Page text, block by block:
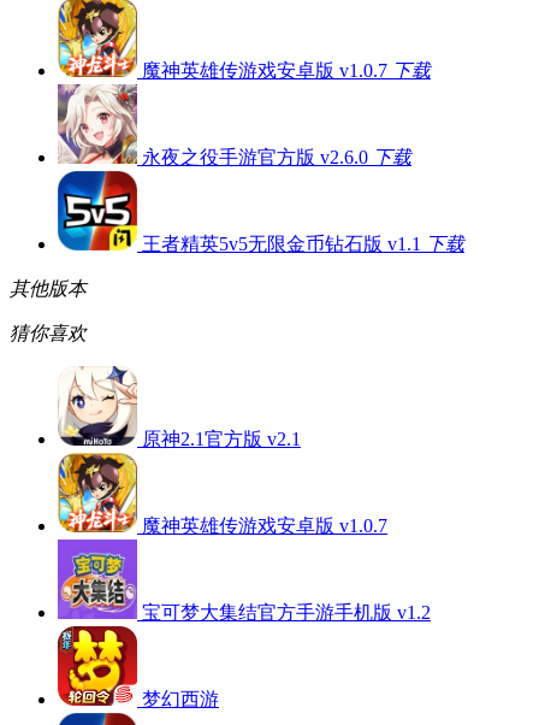
魔神英雄传游戏安卓版 v1.0.7 下载
永夜之役手游官方版 v2.6.0 下载
王者精英5v5无限金币钻石版 v1.1 下载
其他版本
猜你喜欢
原神2.1官方版 v2.1
魔神英雄传游戏安卓版 v1.0.7
宝可梦大集结官方手游手机版 v1.2
梦幻西游